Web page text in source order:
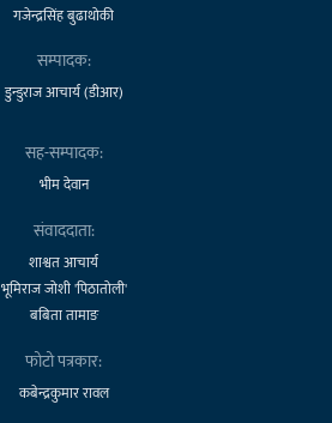
गजेन्द्रसिंह बुढाथोकी
सम्पादक:
डुन्डुराज आचार्य (डीआर)
सह-सम्पादक:
भीम देवान
संवाददाता:
शाश्वत आचार्य
भूमिराज जोशी 'पिठातोली'
बबिता तामाङ
फोटो पत्रकार:
कबेन्द्रकुमार रावल